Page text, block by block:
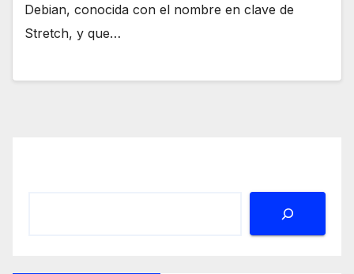
Debian, conocida con el nombre en clave de
Stretch, y que…